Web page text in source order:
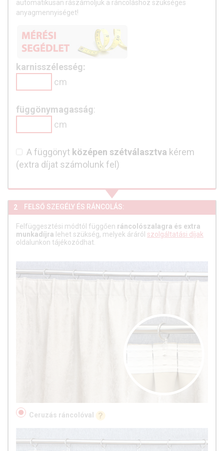
automatikusan rászámoljuk a ráncoláshoz szükséges
anyagmennyiséget!
karnisszélesség:
cm
függönymagasság:
cm
A függönyt középen szétválasztva kérem
(extra díjat számolunk fel)
2 FELSŐ SZEGÉLY ÉS RÁNCOLÁS:
Felfüggesztési módtól függően ráncolószalagra és extra
munkadíjra lehet szükség, melyek áráról szolgáltatási díjak
oldalunkon tájékozódhat.
Ceruzás ráncolóval